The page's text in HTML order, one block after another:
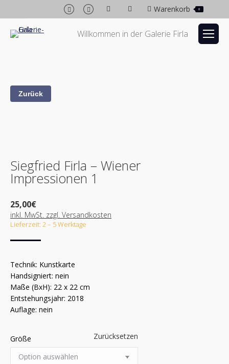
Facebook
page
opens
Instagram
page
opens
in
Warenkorb 0
Willkommen in der Galerie Firla
Siegfried Firla – Wiener
Impressionen 1
25,00€
inkl. MwSt. zzgl. Versandkosten
Lieferzeit: 2 – 5 Werktage
Technik: Kunstkarte
Handsigniert: nein
Maße (BxH): 22 x 22 cm
Entstehungsjahr: 2018
Auflage: nein
Größe Zurücksetzen